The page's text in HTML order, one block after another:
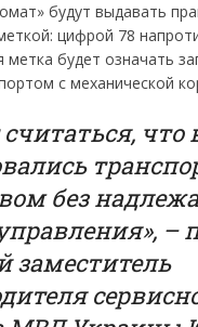
будут выдавать
цифрой 78
метка будет означать
с механической
считаться, что
без
–
заместитель